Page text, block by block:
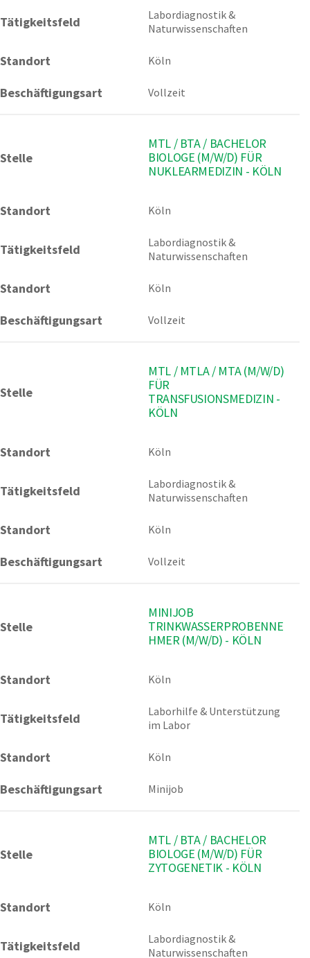
Tätigkeitsfeld
Labordiagnostik &
Naturwissenschaften
Standort Köln
Beschäftigungsart Vollzeit
Stelle
MTL / BTA / BACHELOR
BIOLOGE (M/W/D) FÜR
NUKLEARMEDIZIN - KÖLN
Standort Köln
Tätigkeitsfeld
Labordiagnostik &
Naturwissenschaften
Standort Köln
Beschäftigungsart Vollzeit
Stelle
MTL / MTLA / MTA (M/W/D)
FÜR
TRANSFUSIONSMEDIZIN -
KÖLN
Standort Köln
Tätigkeitsfeld
Labordiagnostik &
Naturwissenschaften
Standort Köln
Beschäftigungsart Vollzeit
Stelle
MINIJOB
TRINKWASSERPROBENNE
HMER (M/W/D) - KÖLN
Standort Köln
Tätigkeitsfeld
Laborhilfe & Unterstützung
im Labor
Standort Köln
Beschäftigungsart Minijob
Stelle
MTL / BTA / BACHELOR
BIOLOGE (M/W/D) FÜR
ZYTOGENETIK - KÖLN
Standort Köln
Tätigkeitsfeld
Labordiagnostik &
Naturwissenschaften